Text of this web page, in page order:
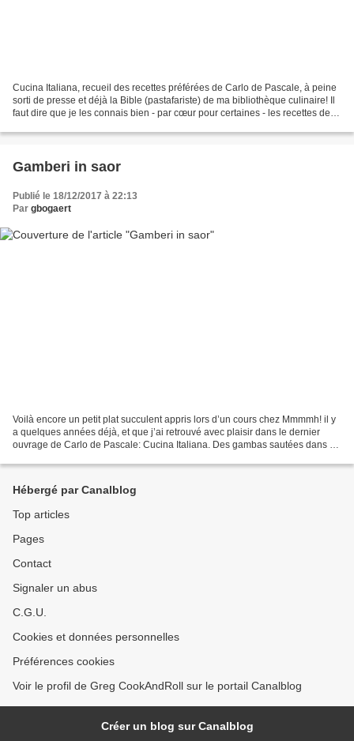
Cucina Italiana, recueil des recettes préférées de Carlo de Pascale, à peine
sorti de presse et déjà la Bible (pastafariste) de ma bibliothèque culinaire! Il
faut dire que je les connais bien - par cœur pour certaines - les recettes de
Gamberi in saor
Publié le 18/12/2017 à 22:13
Par gbogaert
Voilà encore un petit plat succulent appris lors d’un cours chez Mmmmh! il y
a quelques années déjà, et que j’ai retrouvé avec plaisir dans le dernier
ouvrage de Carlo de Pascale: Cucina Italiana. Des gambas sautées dans un
Hébergé par Canalblog
Top articles
Pages
Contact
Signaler un abus
C.G.U.
Cookies et données personnelles
Préférences cookies
Voir le profil de Greg CookAndRoll sur le portail Canalblog
Créer un blog sur Canalblog